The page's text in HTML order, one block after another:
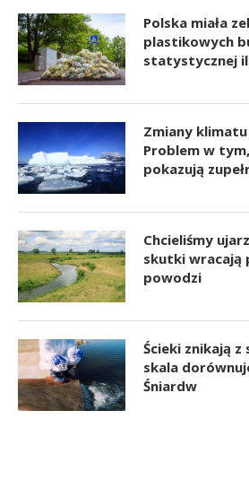
Polska miała
plastikowych
statystycznej
Zmiany klimatu
Problem w
pokazują
Chcieliśmy
skutki wracają
powodzi
Ścieki znikają
skala
Śniardw